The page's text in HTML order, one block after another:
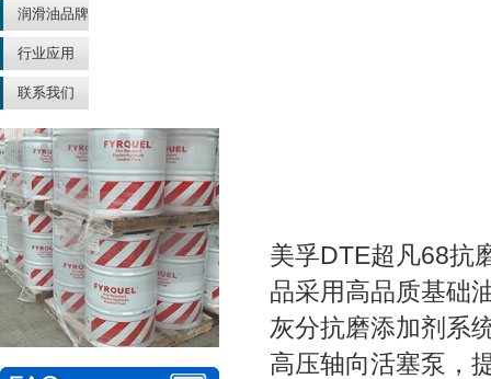
润滑油品牌
行业应用
联系我们
美孚DTE超凡68抗
品采用高品质基础
灰分抗磨添加剂系
高压轴向活塞泵，